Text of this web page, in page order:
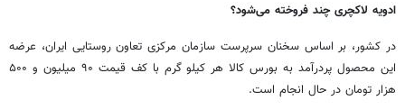
ادویه لاکچری چند فروخته می‌شود؟
در کشور، بر اساس سخنان سرپرست سازمان مرکزی تعاون روستایی ایران، عرضه
این محصول پردرآمد به بورس کالا هر کیلو گرم با کف قیمت ۹۰ میلیون و ۵۰۰
هزار تومان در حال انجام است.‌